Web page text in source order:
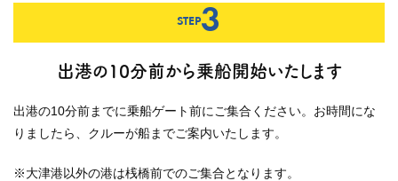
STEP3
出港の10分前から乗船開始いたします
出港の10分前までに乗船ゲート前にご集合ください。お時間にな
りましたら、クルーが船までご案内いたします。
※大津港以外の港は桟橋前でのご集合となります。